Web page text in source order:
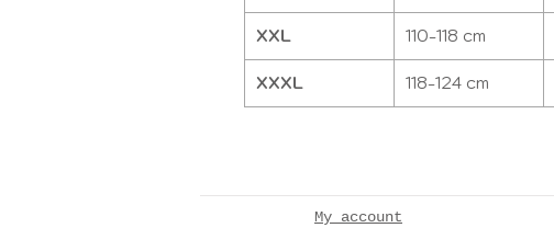
XXL 110-118 cm
XXXL 118-124 cm
My account